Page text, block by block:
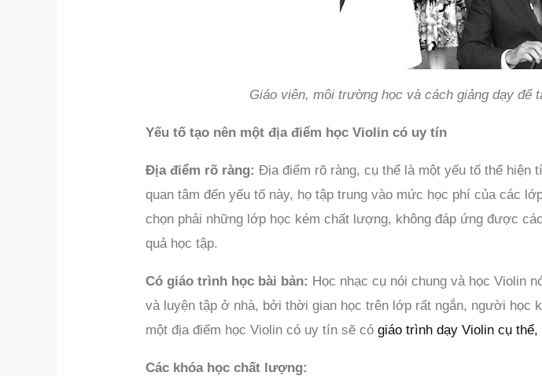
Giáo viên, môi trường học và cách giảng dạy để
Yếu tố tạo nên một địa điểm học Violin có uy tín
Địa điểm rõ ràng: Địa điểm rõ ràng, cụ thể là một yếu tố thể
quan tâm đến yếu tố này, họ tập trung vào mức học phí của các
chọn phải những lớp học kém chất lượng, không đáp ứng được
quả học tập.
Có giáo trình học bài bản: Học nhạc cụ nói chung và học Violin
và luyện tập ở nhà, bởi thời gian học trên lớp rất ngắn, người học
một địa điểm học Violin có uy tín sẽ cógiáo trình dạy Violin cụ thể,
Các khóa học chất lượng: